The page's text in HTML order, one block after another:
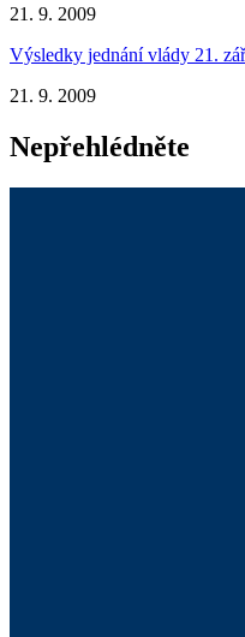
21. 9. 2009
Výsledky jednání vlády 21.
21. 9. 2009
Nepřehlédněte